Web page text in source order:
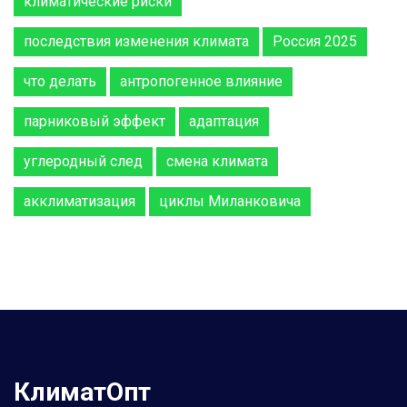
последствия изменения климата Россия 2025
что делать антропогенное влияние
парниковый эффект адаптация
углеродный след смена климата
акклиматизация циклы Миланковича
КлиматОпт